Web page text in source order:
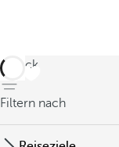
zurück
Filtern nach